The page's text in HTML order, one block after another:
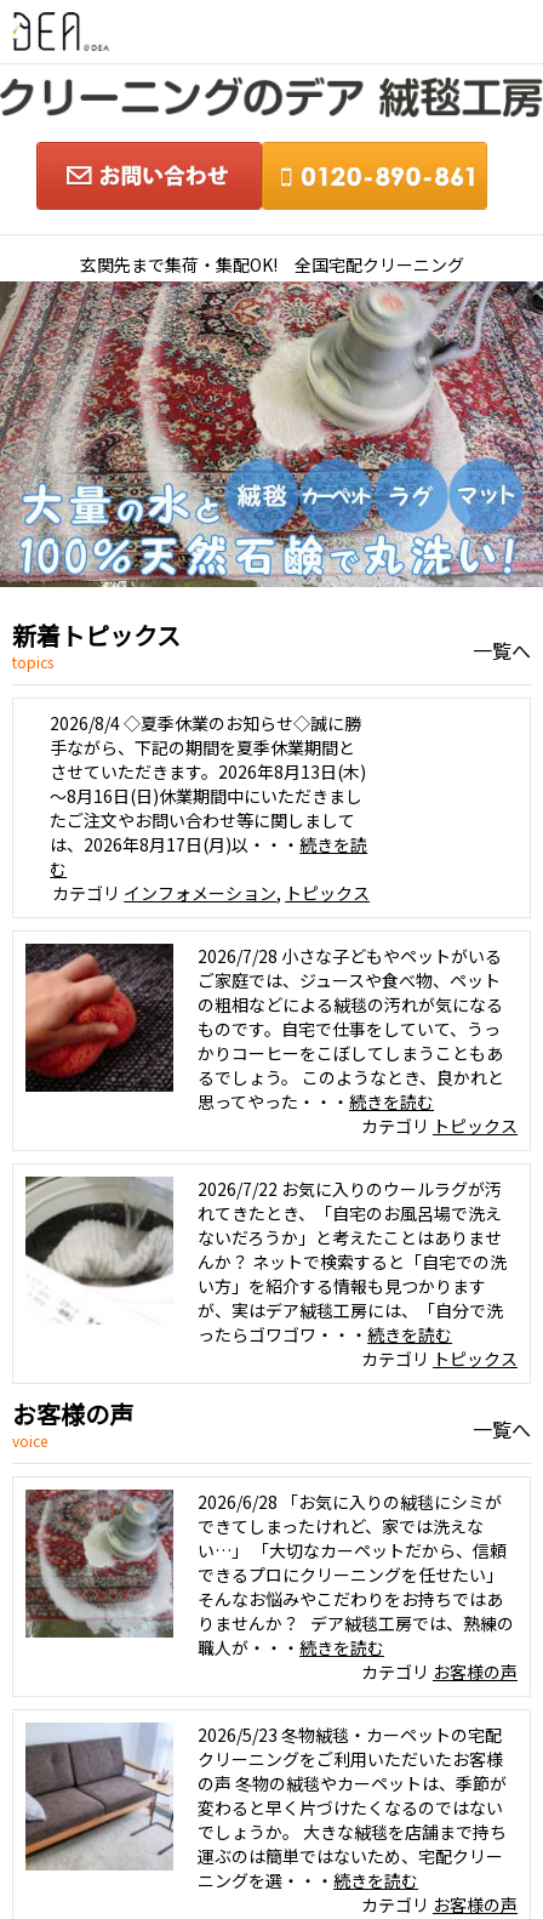
玄関先まで集荷・集配OK! 全国宅配クリーニング
新着トピックス
topics 一覧へ
2026/8/4◇夏季休業のお知らせ◇誠に勝
手ながら、下記の期間を夏季休業期間と
させていただきます。2026年8月13日(木)
～8月16日(日)休業期間中にいただきまし
たご注文やお問い合わせ等に関しまして
は、2026年8月17日(月)以・・・続きを読
む
カテゴリ インフォメーション, トピックス
2026/7/28 小さな子どもやペットがいる
ご家庭では、ジュースや食べ物、ペット
の粗相などによる絨毯の汚れが気になる
ものです。自宅で仕事をしていて、うっ
かりコーヒーをこぼしてしまうこともあ
るでしょう。 このようなとき、良かれと
思ってやった・・・続きを読む
カテゴリ トピックス
2026/7/22 お気に入りのウールラグが汚
れてきたとき、「自宅のお風呂場で洗え
ないだろうか」と考えたことはありませ
んか？ ネットで検索すると「自宅での洗
い方」を紹介する情報も見つかります
が、実はデア絨毯工房には、「自分で洗
ったらゴワゴワ・・・続きを読む
カテゴリ トピックス
お客様の声
voice 一覧へ
2026/6/28 「お気に入りの絨毯にシミが
できてしまったけれど、家では洗えな
い…」 「大切なカーペットだから、信頼
できるプロにクリーニングを任せたい」
そんなお悩みやこだわりをお持ちではあ
りませんか？ デア絨毯工房では、熟練の
職人が・・・続きを読む
カテゴリ お客様の声
2026/5/23 冬物絨毯・カーペットの宅配
クリーニングをご利用いただいたお客様
の声 冬物の絨毯やカーペットは、季節が
変わると早く片づけたくなるのではない
でしょうか。 大きな絨毯を店舗まで持ち
運ぶのは簡単ではないため、宅配クリー
ニングを選・・・続きを読む
カテゴリ お客様の声